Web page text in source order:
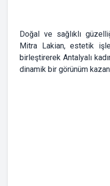
Doğal ve sağlıklı
Mitra Lakian, estetik
birleştirerek Antalyalı
dinamik bir görünüm